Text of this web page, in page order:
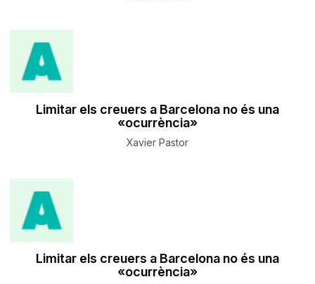
Limitar els creuers a Barcelona no és una
«ocurrència»
Xavier Pastor
Limitar els creuers a Barcelona no és una
«ocurrència»